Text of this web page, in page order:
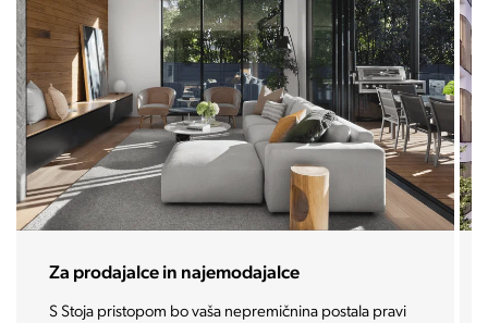
Za prodajalce in najemodajalce
S Stoja pristopom bo vaša nepremičnina postala pravi